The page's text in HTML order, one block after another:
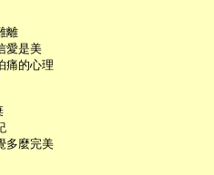
離
愛是美
痛的心理
多麼完美